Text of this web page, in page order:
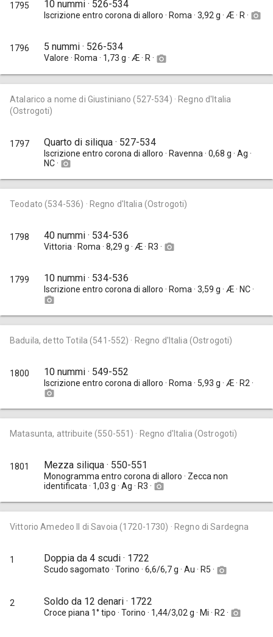
1795 10 nummi · 526-534
Iscrizione entro corona di alloro · Roma · 3,92 g · Æ · R · camera_alt
1796 5 nummi · 526-534
Valore · Roma · 1,73 g · Æ · R · camera_alt
Atalarico a nome di Giustiniano (527-534) · Regno d'Italia
(Ostrogoti)
1797 Quarto di siliqua · 527-534
Iscrizione entro corona di alloro · Ravenna · 0,68 g · Ag ·
NC · camera_alt
Teodato (534-536) · Regno d'Italia (Ostrogoti)
1798 40 nummi · 534-536
Vittoria · Roma · 8,29 g · Æ · R3 · camera_alt
1799 10 nummi · 534-536
Iscrizione entro corona di alloro · Roma · 3,59 g · Æ · NC ·
camera_alt
Baduila, detto Totila (541-552) · Regno d'Italia (Ostrogoti)
1800 10 nummi · 549-552
Iscrizione entro corona di alloro · Roma · 5,93 g · Æ · R2 ·
camera_alt
Matasunta, attribuite (550-551) · Regno d'Italia (Ostrogoti)
1801 Mezza siliqua · 550-551
Monogramma entro corona di alloro · Zecca non
identificata · 1,03 g · Ag · R3 · camera_alt
Vittorio Amedeo II di Savoia (1720-1730) · Regno di Sardegna
1 Doppia da 4 scudi · 1722
Scudo sagomato · Torino · 6,6/6,7 g · Au · R5 · camera_alt
2 Soldo da 12 denari · 1722
Croce piana 1° tipo · Torino · 1,44/3,02 g · Mi · R2 · camera_alt